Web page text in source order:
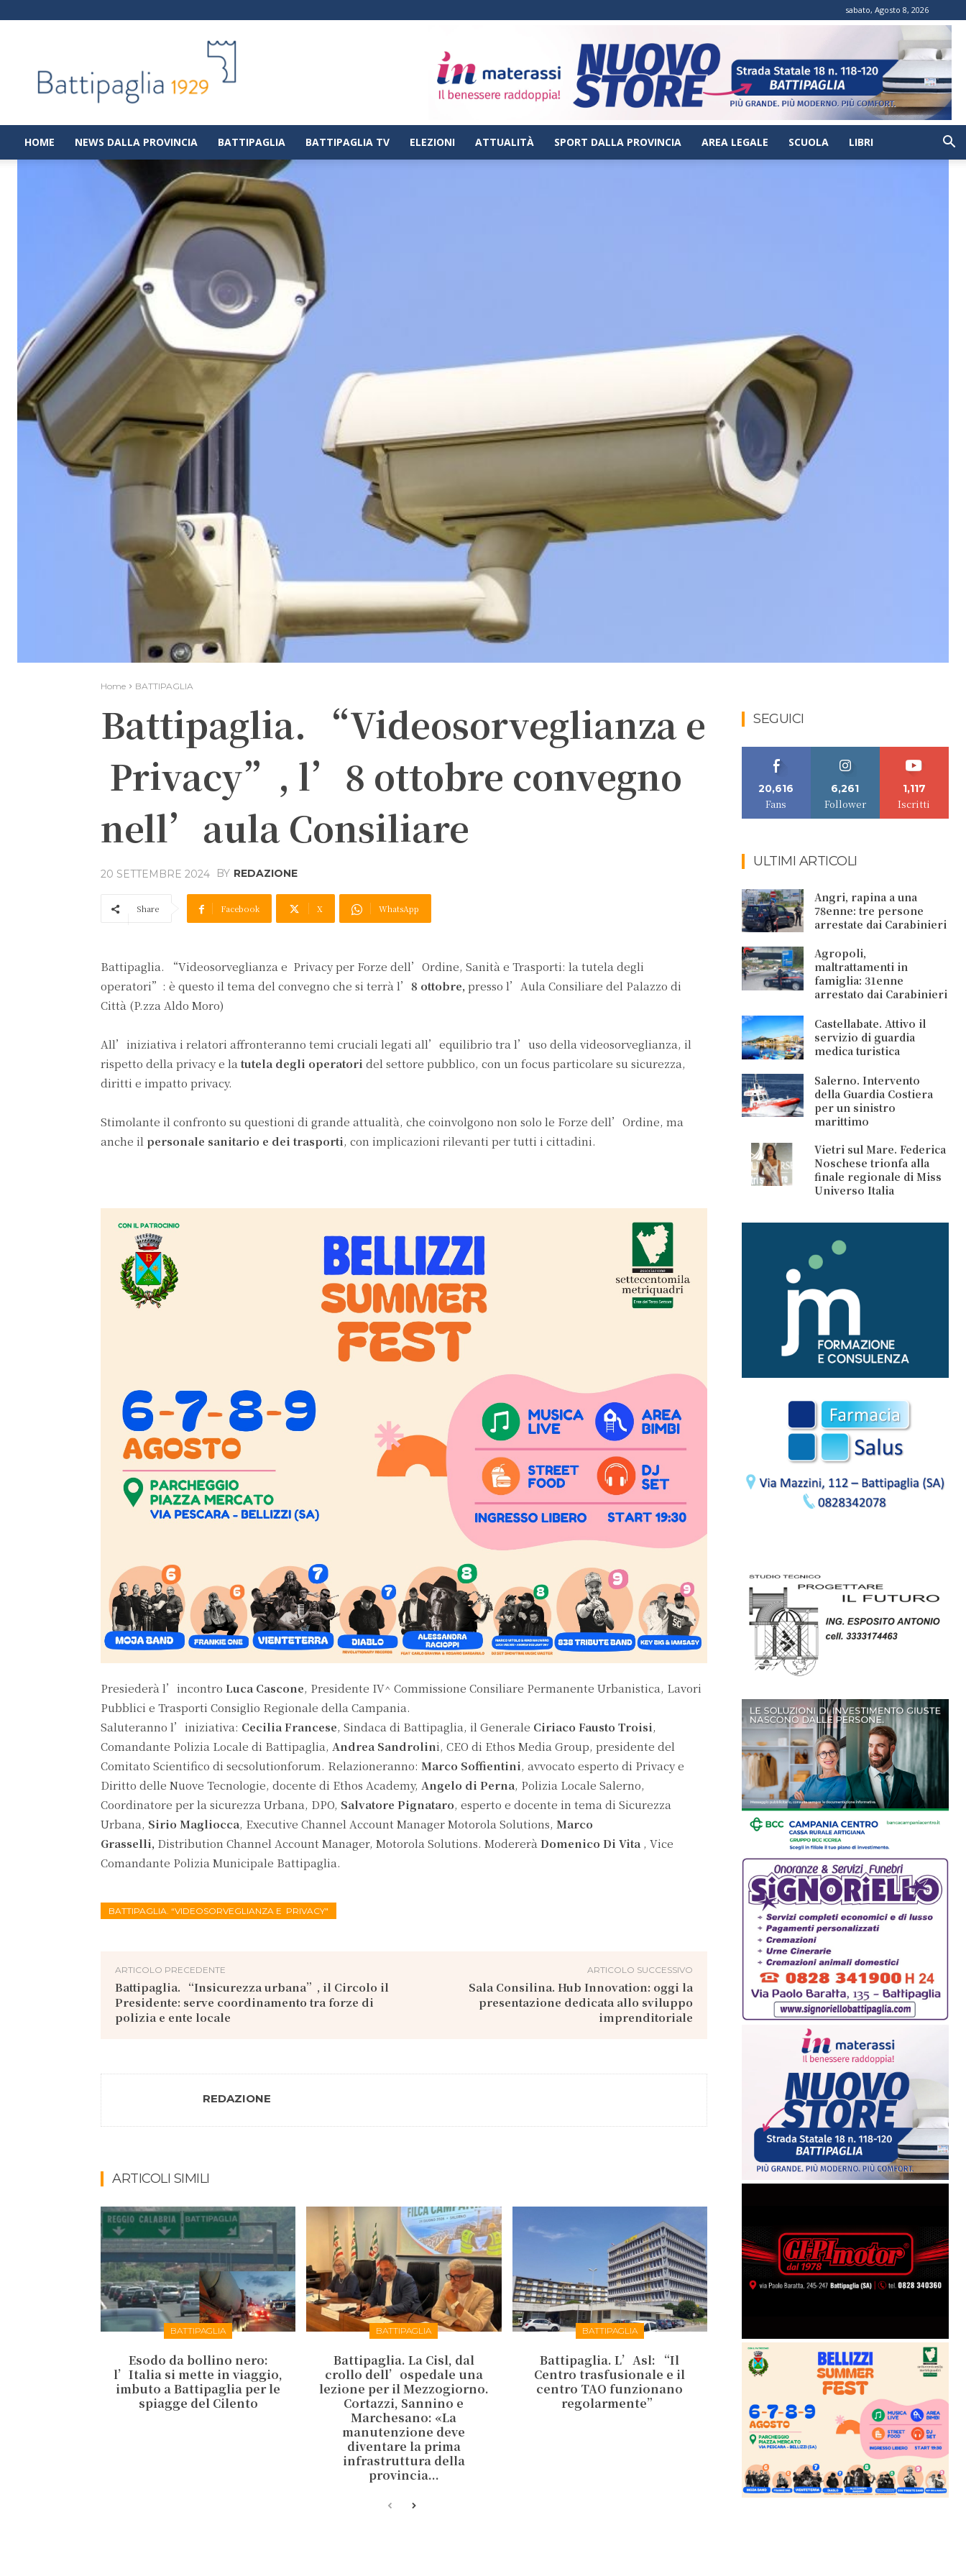
sabato, Agosto 8, 2026
|
Notizie
dalla
città
di
HOME NEWS DALLA PROVINCIA BATTIPAGLIA BATTIPAGLIA TV ELEZIONI ATTUALITÀ SPORT DALLA PROVINCIA AREA LEGALE SCUOLA LIBRI
Home BATTIPAGLIA
Battipaglia. “Videosorveglianza e
Privacy”, l’8 ottobre convegno
nell’aula Consiliare
20 SETTEMBRE 2024 BY REDAZIONE
Share Facebook X WhatsApp
Battipaglia. “Videosorveglianza e Privacy per Forze dell’Ordine, Sanità e Trasporti: la tutela degli
operatori”: è questo il tema del convegno che si terrà l’ 8 ottobre, presso l’Aula Consiliare del Palazzo di
Città (P.zza Aldo Moro)
All’iniziativa i relatori affronteranno temi cruciali legati all’equilibrio tra l’uso della videosorveglianza, il
rispetto della privacy e latutela degli operatori del settore pubblico, con un focus particolare su sicurezza,
diritti e impatto privacy.
Stimolante il confronto su questioni di grande attualità, che coinvolgono non solo le Forze dell’Ordine, ma
anche il personale sanitario e dei trasporti, con implicazioni rilevanti per tutti i cittadini.
Presiederà l’incontro Luca Cascone, Presidente IV^ Commissione Consiliare Permanente Urbanistica, Lavori
Pubblici e Trasporti Consiglio Regionale della Campania.
Saluteranno l’iniziativa: Cecilia Francese, Sindaca di Battipaglia, il Generale Ciriaco Fausto Troisi,
Comandante Polizia Locale di Battipaglia, Andrea Sandrolini, CEO di Ethos Media Group, presidente del
Comitato Scientifico di secsolutionforum. Relazioneranno: Marco Soffientini, avvocato esperto di Privacy e
Diritto delle Nuove Tecnologie, docente di Ethos Academy, Angelo di Perna, Polizia Locale Salerno,
Coordinatore per la sicurezza Urbana, DPO, Salvatore Pignataro, esperto e docente in tema di Sicurezza
Urbana, Sirio Magliocca, Executive Channel Account Manager Motorola Solutions, Marco
Grasselli, Distribution Channel Account Manager, Motorola Solutions. Modererà Domenico Di Vita , Vice
Comandante Polizia Municipale Battipaglia.
BATTIPAGLIA. “VIDEOSORVEGLIANZA E PRIVACY"
ARTICOLO PRECEDENTE
Battipaglia. “Insicurezza urbana”, il Circolo il
Presidente: serve coordinamento tra forze di
polizia e ente locale
ARTICOLO SUCCESSIVO
Sala Consilina. Hub Innovation: oggi la
presentazione dedicata allo sviluppo
imprenditoriale
REDAZIONE
ARTICOLI SIMILI
BATTIPAGLIA
Esodo da bollino nero:
l’Italia si mette in viaggio,
imbuto a Battipaglia per le
spiagge del Cilento
BATTIPAGLIA
Battipaglia. La Cisl, dal
crollo dell’ospedale una
lezione per il Mezzogiorno.
Cortazzi, Sannino e
Marchesano: «La
manutenzione deve
diventare la prima
infrastruttura della
provincia...
BATTIPAGLIA
Battipaglia. L’Asl: “Il
Centro trasfusionale e il
centro TAO funzionano
regolarmente”
SEGUICI
20,616
Fans
6,261
Follower
1,117
Iscritti
ULTIMI ARTICOLI
Angri, rapina a una
78enne: tre persone
arrestate dai Carabinieri
Agropoli,
maltrattamenti in
famiglia: 31enne
arrestato dai Carabinieri
Castellabate. Attivo il
servizio di guardia
medica turistica
Salerno. Intervento
della Guardia Costiera
per un sinistro
marittimo
Vietri sul Mare. Federica
Noschese trionfa alla
finale regionale di Miss
Universo Italia